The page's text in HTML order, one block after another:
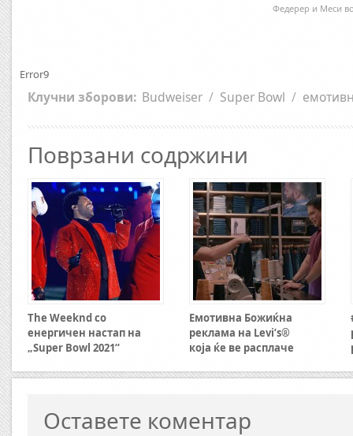
Федерер и Меси
Error9
Клучни зборови: Budweiser / Super Bowl /
Поврзани содржини
The Weeknd со
енергичен настап на
„Super Bowl 2021“
Емотивна Божиќна
реклама на Levi’s®
која ќе ве расплаче
Оставете коментар